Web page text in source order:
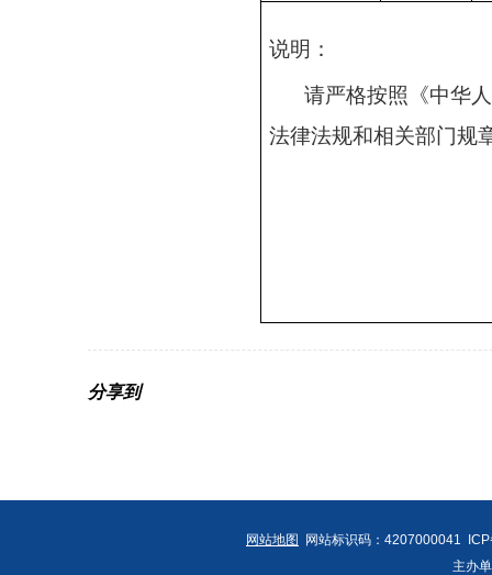
说明：
请严格按照《中华
法律法规和相关部门规
分享到
网站地图
网站标识码：4207000041
主办